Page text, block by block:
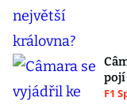
pojí
F1